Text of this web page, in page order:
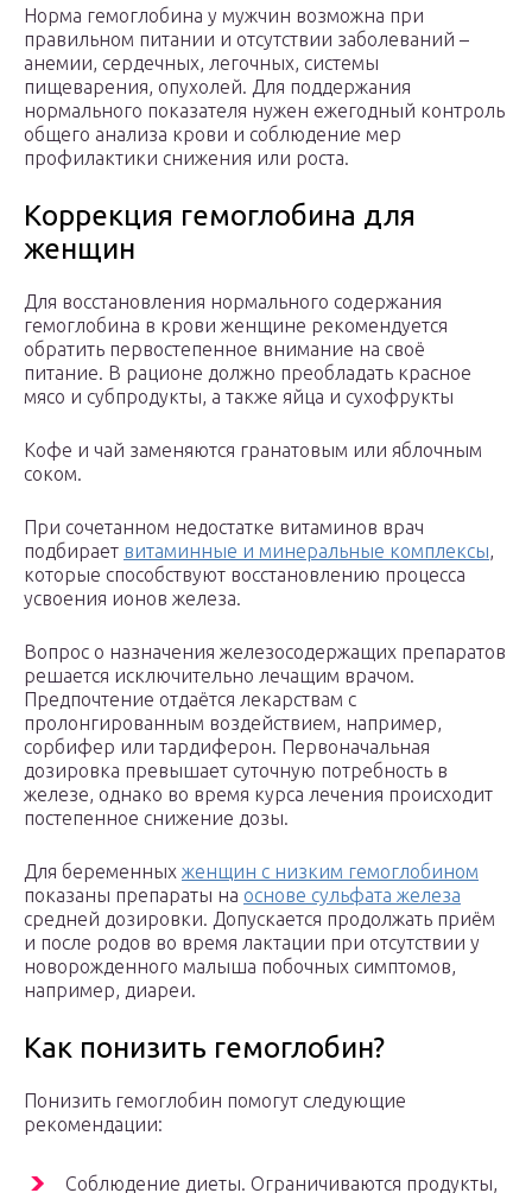
Норма гемоглобина у мужчин возможна при
правильном питании и отсутствии заболеваний –
анемии, сердечных, легочных, системы
пищеварения, опухолей. Для поддержания
нормального показателя нужен ежегодный контроль
общего анализа крови и соблюдение мер
профилактики снижения или роста.
Коррекция гемоглобина для
женщин
Для восстановления нормального содержания
гемоглобина в крови женщине рекомендуется
обратить первостепенное внимание на своё
питание. В рационе должно преобладать красное
мясо и субпродукты, а также яйца и сухофрукты
Кофе и чай заменяются гранатовым или яблочным
соком.
При сочетанном недостатке витаминов врач
подбирает витаминные и минеральные комплексы,
которые способствуют восстановлению процесса
усвоения ионов железа.
Вопрос о назначения железосодержащих препаратов
решается исключительно лечащим врачом.
Предпочтение отдаётся лекарствам с
пролонгированным воздействием, например,
сорбифер или тардиферон. Первоначальная
дозировка превышает суточную потребность в
железе, однако во время курса лечения происходит
постепенное снижение дозы.
Для беременных женщин с низким гемоглобином
показаны препараты на основе сульфата железа
средней дозировки. Допускается продолжать приём
и после родов во время лактации при отсутствии у
новорожденного малыша побочных симптомов,
например, диареи.
Как понизить гемоглобин?
Понизить гемоглобин помогут следующие
рекомендации:
Соблюдение диеты. Ограничиваются продукты,